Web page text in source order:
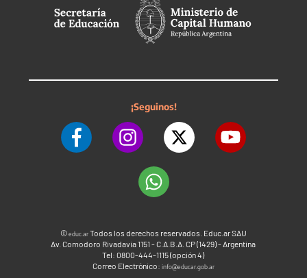
¡Seguinos!
©educ.arTodos los derechos reservados. Educ.ar SAU
Av. Comodoro Rivadavia 1151 - C.A.B.A. CP (1429) - Argentina
Tel: 0800-444-1115 (opción 4)
Correo Electrónico: info@educar.gob.ar